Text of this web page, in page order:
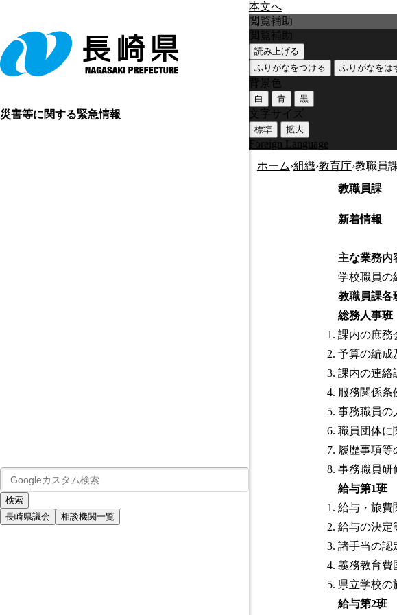
本文へ
災害等に関する緊急情報
長崎県議会 相談機関一覧
閲覧補助
閲覧補助
読み上げる
ふりがなをつける
ふりがなをは
背景色
白 青 黒
文字サイズ
標準 拡大
Foreign Language
ホーム›組織›教育庁›教職員
教職員課
新着情報
主な業務内
学校職員の
教職員課各
総務人事
課内の庶務
予算の編成
課内の連絡
服務関係条
事務職員の
職員団体に
履歴事項等
事務職員研
給与第1班
給与・旅費
給与の決定
諸手当の認
義務教育費
県立学校の
給与第2班